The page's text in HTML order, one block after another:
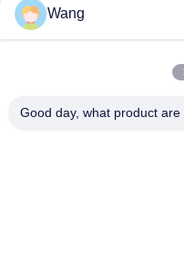
los tornillos del acero
cabeza del reborde del
Hilo lleno principal
Wang
Good day, what product